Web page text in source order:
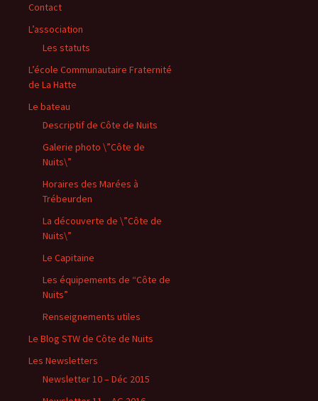
Contact
L’association
Les statuts
L’école Communautaire Fraternité
de La Hatte
Le bateau
Descriptif de Côte de Nuits
Galerie photo \”Côte de
Nuits\”
Horaires des Marées à
Trébeurden
La découverte de \”Côte de
Nuits\”
Le Capitaine
Les équipements de “Côte de
Nuits”
Renseignements utiles
Le Blog STW de Côte de Nuits
Les Newsletters
Newsletter 10 – Déc 2015